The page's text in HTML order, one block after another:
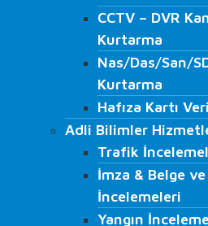
VMRay
Adli Bilişim Eğitimleri
S.O.M.E. Eğitimi
Veri Kurtarma Eğitimleri
Bilgi Güvenliği
Beyaz Şapkalı Hacker
Ağ Güvenliği Eğitimleri
Haberler
CCTV – DVR
Kurtarma
Nas/Das/San/
Kurtarma
Hafıza Kartı
Adli Bilimler
Trafik
İmza & Belge
İncelemeleri
Yangın
CCTV – DVR
Kurtarma
Nas/Das/San/
Kurtarma
Hafıza Kartı
Adli Bilimler
Trafik
İmza & Belge
İncelemeleri
Yangın